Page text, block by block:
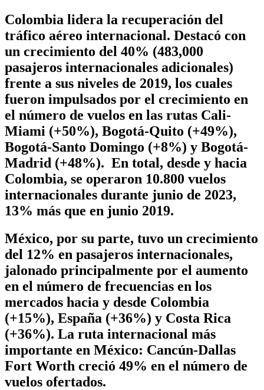
Colombia lidera la recuperación del
tráfico aéreo internacional. Destacó con
un crecimiento del 40% (483,000
pasajeros internacionales adicionales)
frente a sus niveles de 2019, los cuales
fueron impulsados por el crecimiento en
el número de vuelos en las rutas Cali-
Miami (+50%), Bogotá-Quito (+49%),
Bogotá-Santo Domingo (+8%) y Bogotá-
Madrid (+48%). En total, desde y hacia
Colombia, se operaron 10.800 vuelos
internacionales durante junio de 2023,
13% más que en junio 2019.
México, por su parte, tuvo un crecimiento
del 12% en pasajeros internacionales,
jalonado principalmente por el aumento
en el número de frecuencias en los
mercados hacia y desde Colombia
(+15%), España (+36%) y Costa Rica
(+36%). La ruta internacional más
importante en México: Cancún-Dallas
Fort Worth creció 49% en el número de
vuelos ofertados.